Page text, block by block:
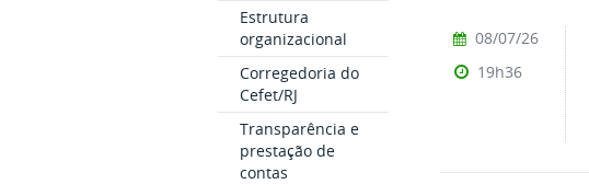
Estrutura
organizacional
Corregedoria do
Cefet/RJ
Transparência e
prestação de
contas
08/07/26
19h36